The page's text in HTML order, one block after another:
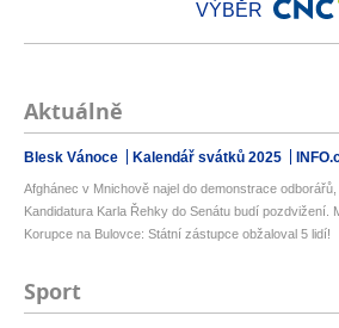
VÝBĚR
Aktuálně
Blesk Vánoce Kalendář svátků 2025
Afghánec v Mnichově najel do demonstrace odborářů,
Kandidatura Karla Řehky do Senátu budí pozdvižení.
Korupce na Bulovce: Státní zástupce obžaloval 5 lidí!
Sport